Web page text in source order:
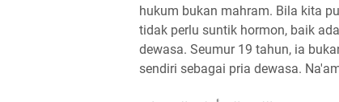
hukum bukan mahram. Bila kita
tidak perlu suntik hormon, baik
dewasa. Seumur 19 tahun, ia
sendiri sebagai pria dewasa.